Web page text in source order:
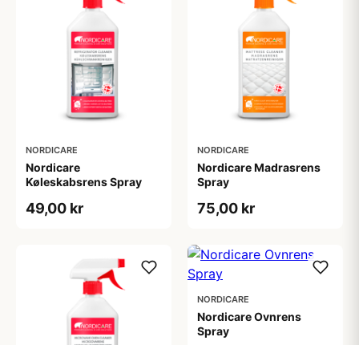
NORDICARE
Nordicare
Køleskabsrens Spray
49,00 kr
NORDICARE
Nordicare Madrasrens
Spray
75,00 kr
NORDICARE
Nordicare Ovnrens
Spray